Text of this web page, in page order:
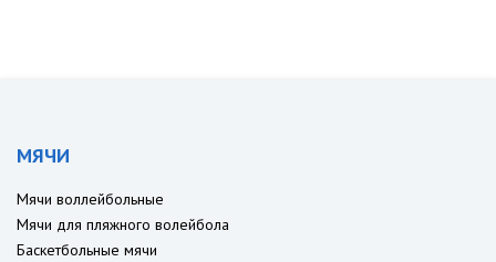
МЯЧИ
Мячи воллейбольные
Мячи для пляжного волейбола
Баскетбольные мячи